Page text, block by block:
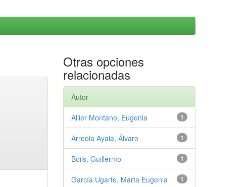
Otras opciones
relacionadas
Autor
1
Allier Montano, Eugenia
1
Arreola Ayala, Álvaro
1
Boils, Guillermo
1
García Ugarte, Marta Eugenia